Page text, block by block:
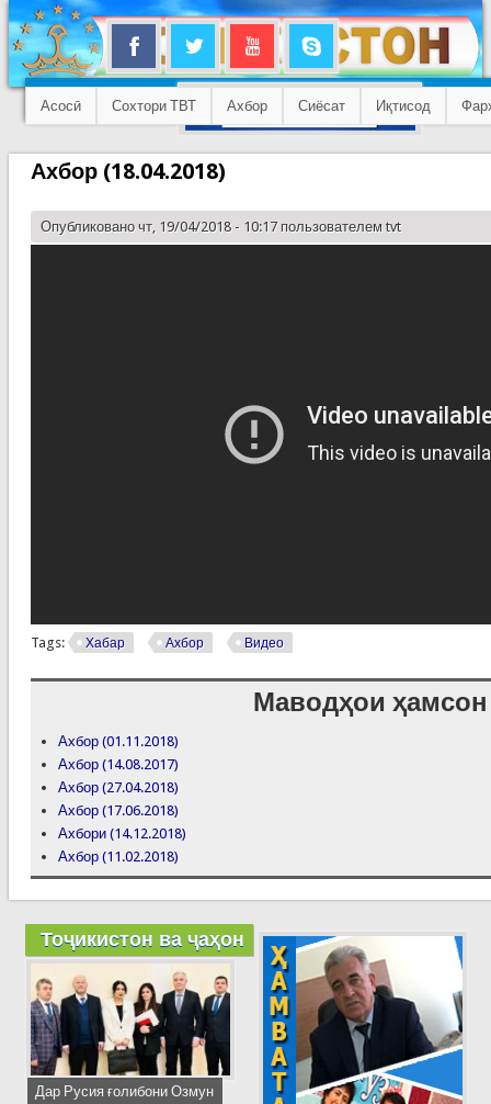
Асосӣ Сохтори ТВТ Ахбор Сиёсат Иқтисод
Ахбор (18.04.2018)
Опубликовано чт, 19/04/2018 - 10:17 пользователем tvt
Tags: Хабар Ахбор Видео
Маводҳои ҳамсон
Ахбор (01.11.2018)
Ахбор (14.08.2017)
Ахбор (27.04.2018)
Ахбор (17.06.2018)
Ахбори (14.12.2018)
Ахбор (11.02.2018)
Тоҷикистон ва ҷаҳон
Дар Русия ғолибони Озмун